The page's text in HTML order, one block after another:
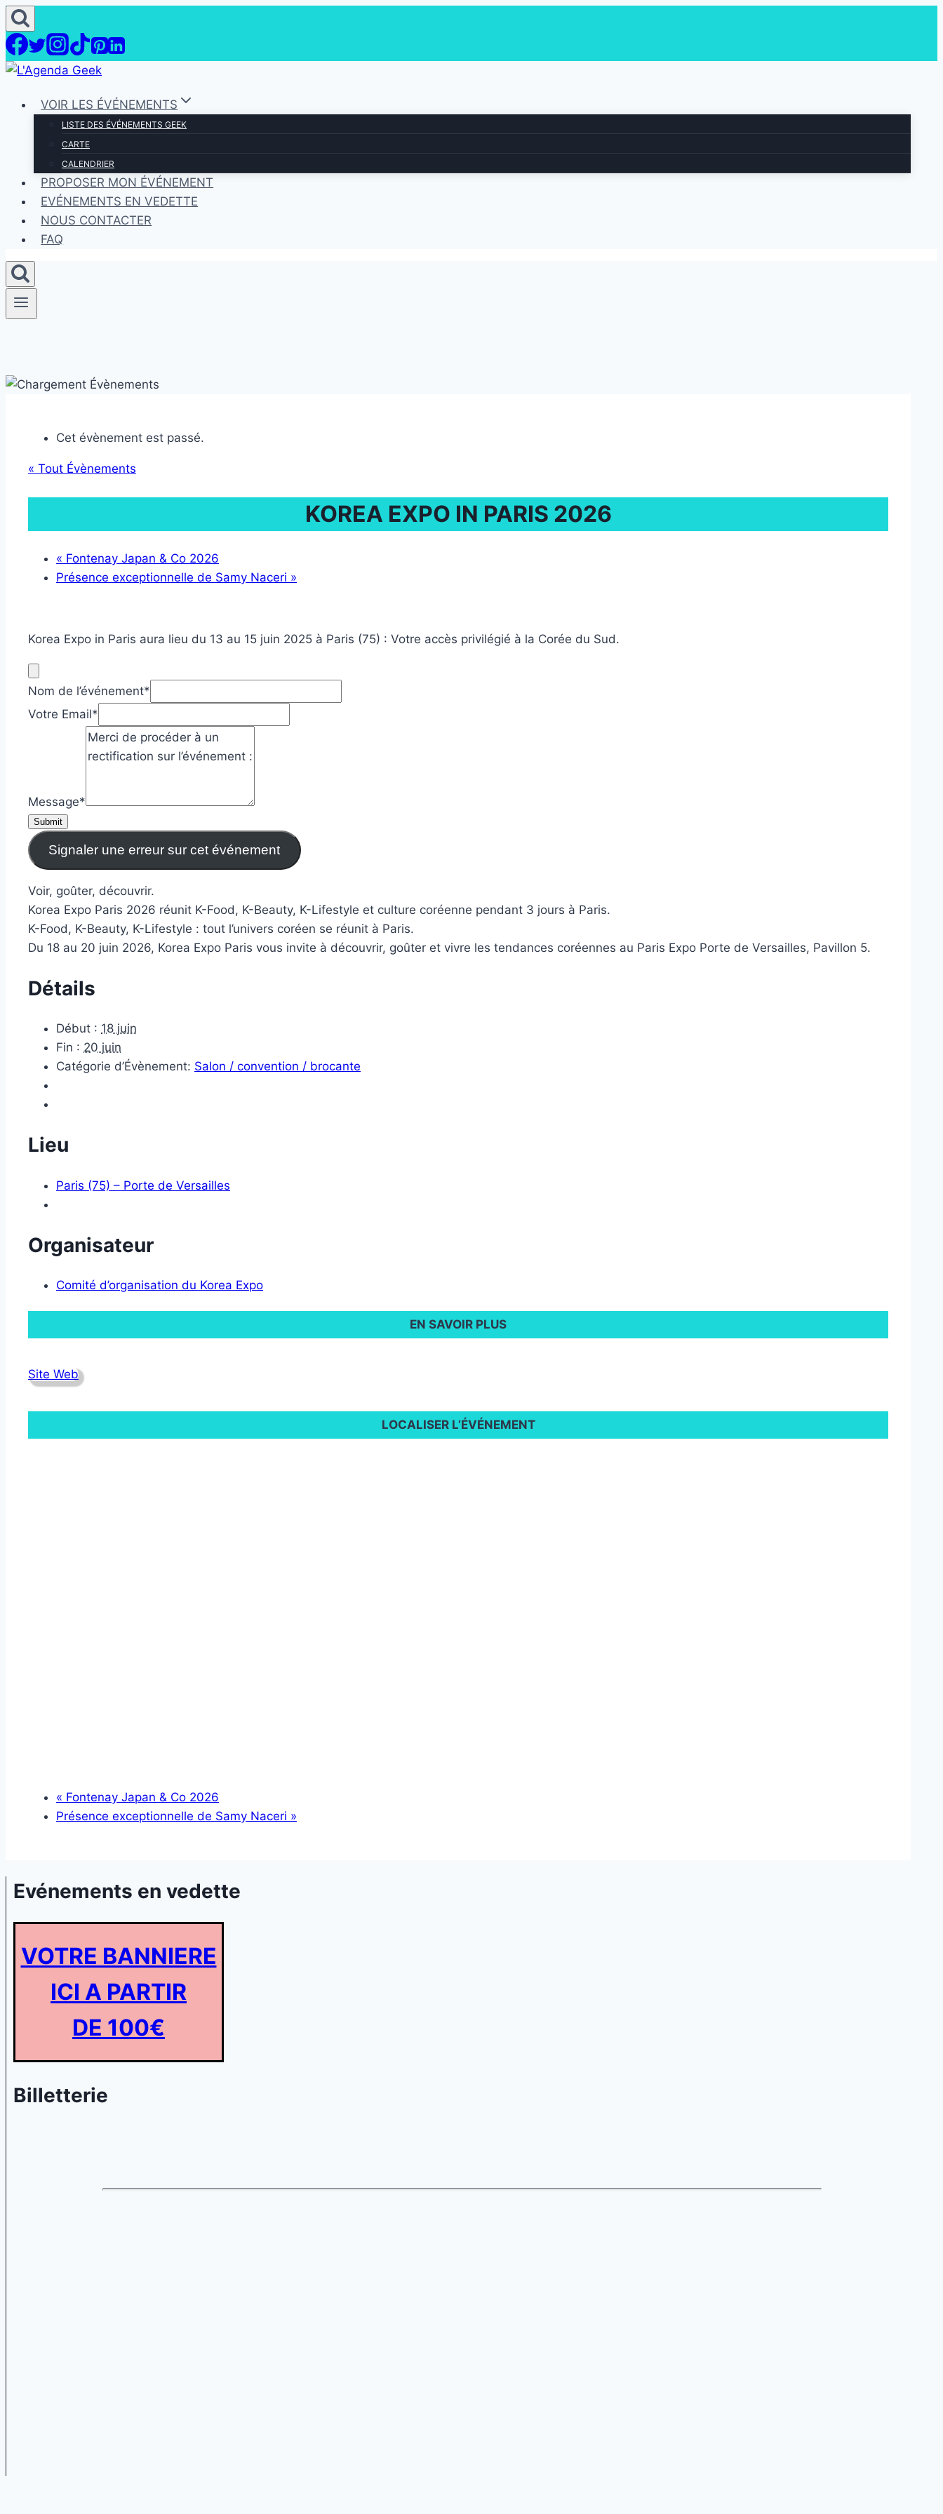
Aller
au
contenu
VOIR LES ÉVÉNEMENTS
LISTE DES ÉVÉNEMENTS GEEK
CARTE
CALENDRIER
PROPOSER MON ÉVÉNEMENT
EVÉNEMENTS EN VEDETTE
NOUS CONTACTER
FAQ
Cet évènement est passé.
« Tout Évènements
KOREA EXPO IN PARIS 2026
« Fontenay Japan & Co 2026
Présence exceptionnelle de Samy Naceri »
Korea Expo in Paris aura lieu du 13 au 15 juin 2025 à Paris (75) : Votre accès privilégié à la Corée du Sud.
Nom de l’événement*
Votre Email*
Message*
Submit
Signaler une erreur sur cet événement
Voir, goûter, découvrir.
Korea Expo Paris 2026 réunit K-Food, K-Beauty, K-Lifestyle et culture coréenne pendant 3 jours à Paris.
K-Food, K-Beauty, K-Lifestyle : tout l’univers coréen se réunit à Paris.
Du 18 au 20 juin 2026, Korea Expo Paris vous invite à découvrir, goûter et vivre les tendances coréennes au Paris Expo Porte de Versailles, Pavillon 5.
Détails
Début : 18 juin
Fin : 20 juin
Catégorie d’Évènement: Salon / convention / brocante
Lieu
Paris (75) – Porte de Versailles
Organisateur
Comité d’organisation du Korea Expo
EN SAVOIR PLUS
Site Web
LOCALISER L’ÉVÉNEMENT
« Fontenay Japan & Co 2026
Présence exceptionnelle de Samy Naceri »
Evénements en vedette
VOTRE BANNIERE
ICI A PARTIR
DE 100€
Billetterie